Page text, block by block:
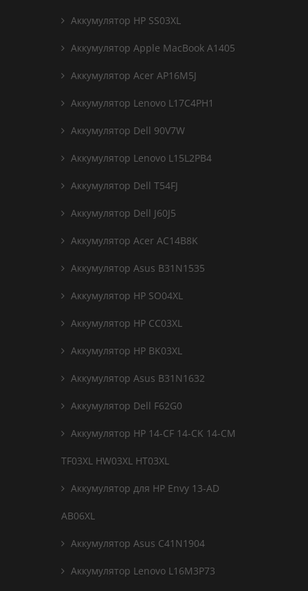
Аккумулятор HP SS03XL
Аккумулятор Apple MacBook A1405
Аккумулятор Acer AP16M5J
Аккумулятор Lenovo L17C4PH1
Аккумулятор Dell 90V7W
Аккумулятор Lenovo L15L2PB4
Аккумулятор Dell T54FJ
Аккумулятор Dell J60J5
Аккумулятор Acer AC14B8K
Аккумулятор Asus B31N1535
Аккумулятор HP SO04XL
Аккумулятор HP CC03XL
Аккумулятор HP BK03XL
Аккумулятор Asus B31N1632
Аккумулятор Dell F62G0
Аккумулятор HP 14-CF 14-CK 14-CM
TF03XL HW03XL HT03XL
Аккумулятор для HP Envy 13-AD
AB06XL
Аккумулятор Asus C41N1904
Аккумулятор Lenovo L16M3P73